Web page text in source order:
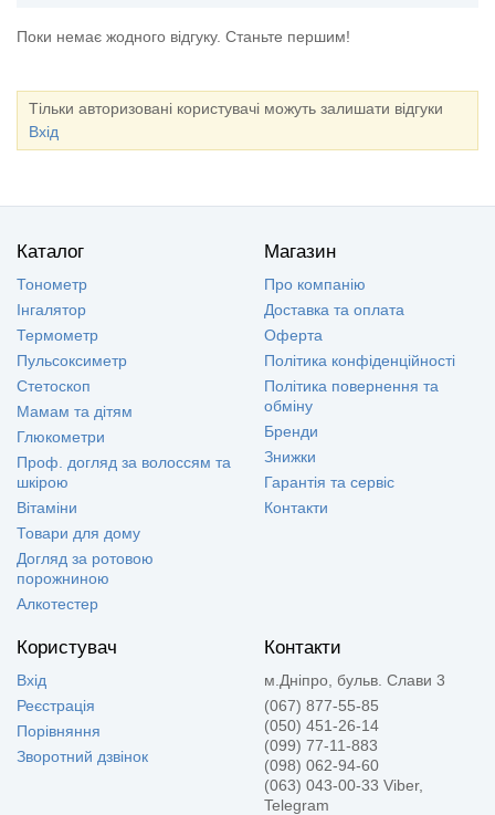
Поки немає жодного відгуку. Станьте першим!
Тільки авторизовані користувачі можуть залишати відгуки
Вхід
Каталог
Тонометр
Інгалятор
Термометр
Пульсоксиметр
Стетоскоп
Мамам та дітям
Глюкометри
Проф. догляд за волоссям та
шкірою
Вітаміни
Товари для дому
Догляд за ротовою
порожниною
Алкотестер
Магазин
Про компанію
Доставка та оплата
Оферта
Політика конфіденційності
Політика повернення та
обміну
Бренди
Знижки
Гарантія та сервіс
Контакти
Користувач
Вхід
Реєстрація
Порівняння
Зворотний дзвінок
Контакти
м.Дніпро, бульв. Слави 3
(067) 877-55-85
(050) 451-26-14
(099) 77-11-883
(098) 062-94-60
(063) 043-00-33 Viber,
Telegram